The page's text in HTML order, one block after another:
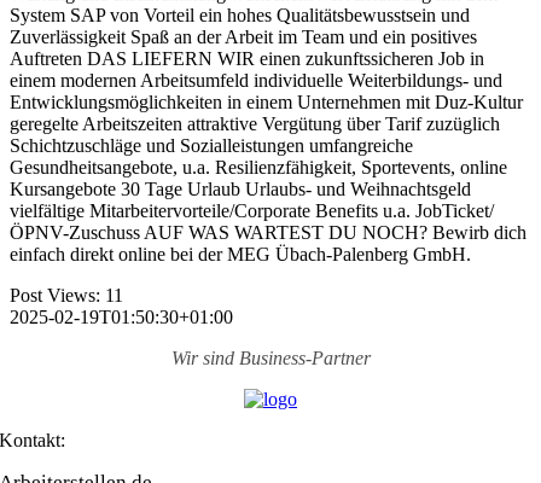
System SAP von Vorteil ein hohes Qualitätsbewusstsein und
Zuverlässigkeit Spaß an der Arbeit im Team und ein positives
Auftreten DAS LIEFERN WIR einen zukunftssicheren Job in
einem modernen Arbeitsumfeld individuelle Weiterbildungs- und
Entwicklungsmöglichkeiten in einem Unternehmen mit Duz-Kultur
geregelte Arbeitszeiten attraktive Vergütung über Tarif zuzüglich
Schichtzuschläge und Sozialleistungen umfangreiche
Gesundheitsangebote, u.a. Resilienzfähigkeit, Sportevents, online
Kursangebote 30 Tage Urlaub Urlaubs- und Weihnachtsgeld
vielfältige Mitarbeitervorteile/Corporate Benefits u.a. JobTicket/
ÖPNV-Zuschuss AUF WAS WARTEST DU NOCH? Bewirb dich
einfach direkt online bei der MEG Übach-Palenberg GmbH.
Post Views: 11
2025-02-19T01:50:30+01:00
Wir sind Business-Partner
Kontakt: